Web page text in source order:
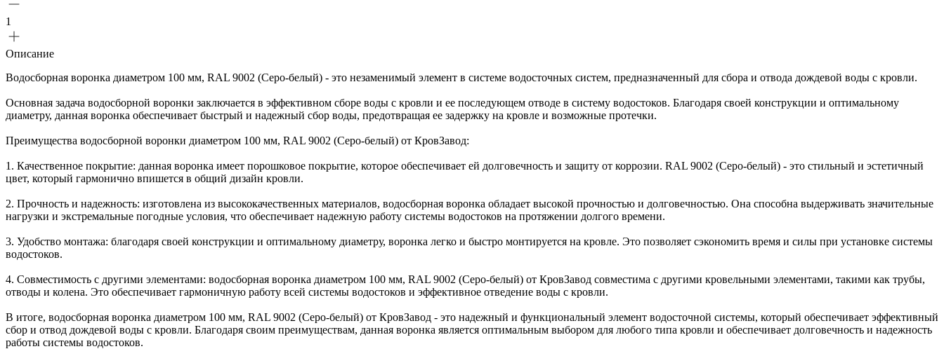
1
Описание
Водосборная воронка диаметром 100 мм, RAL 9002 (Серо-белый) - это незаменимый элемент в системе водосточных систем, предназначенный для сбора и отвода дождевой воды с кровли.
Основная задача водосборной воронки заключается в эффективном сборе воды с кровли и ее последующем отводе в систему водостоков. Благодаря своей конструкции и оптимальному
диаметру, данная воронка обеспечивает быстрый и надежный сбор воды, предотвращая ее задержку на кровле и возможные протечки.
Преимущества водосборной воронки диаметром 100 мм, RAL 9002 (Серо-белый) от КровЗавод:
1. Качественное покрытие: данная воронка имеет порошковое покрытие, которое обеспечивает ей долговечность и защиту от коррозии. RAL 9002 (Серо-белый) - это стильный и эстетичный
цвет, который гармонично впишется в общий дизайн кровли.
2. Прочность и надежность: изготовлена из высококачественных материалов, водосборная воронка обладает высокой прочностью и долговечностью. Она способна выдерживать значительные
нагрузки и экстремальные погодные условия, что обеспечивает надежную работу системы водостоков на протяжении долгого времени.
3. Удобство монтажа: благодаря своей конструкции и оптимальному диаметру, воронка легко и быстро монтируется на кровле. Это позволяет сэкономить время и силы при установке системы
водостоков.
4. Совместимость с другими элементами: водосборная воронка диаметром 100 мм, RAL 9002 (Серо-белый) от КровЗавод совместима с другими кровельными элементами, такими как трубы,
отводы и колена. Это обеспечивает гармоничную работу всей системы водостоков и эффективное отведение воды с кровли.
В итоге, водосборная воронка диаметром 100 мм, RAL 9002 (Серо-белый) от КровЗавод - это надежный и функциональный элемент водосточной системы, который обеспечивает эффективный
сбор и отвод дождевой воды с кровли. Благодаря своим преимуществам, данная воронка является оптимальным выбором для любого типа кровли и обеспечивает долговечность и надежность
работы системы водостоков.